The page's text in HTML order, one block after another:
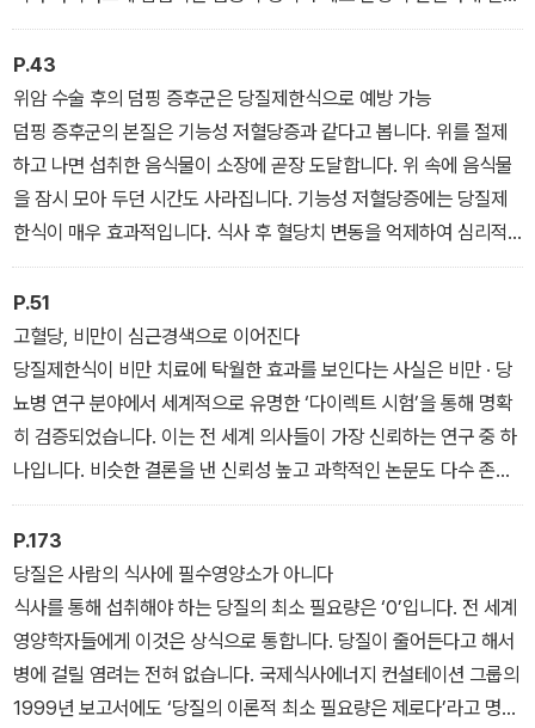
납니다. 이 손상을 회복하려면 세포가 증식해야 하는데 이때 DNA의
복제에 문제가 발생해 그 DNA가 세포 내에 축적되면 암세포가 생겨
납니다.
P.43
위암 수술 후의 덤핑 증후군은 당질제한식으로 예방 가능
덤핑 증후군의 본질은 기능성 저혈당증과 같다고 봅니다. 위를 절제
하고 나면 섭취한 음식물이 소장에 곧장 도달합니다. 위 속에 음식물
을 잠시 모아 두던 시간도 사라집니다. 기능성 저혈당증에는 당질제
한식이 매우 효과적입니다. 식사 후 혈당치 변동을 억제하여 심리적
안정에도 도움을 줍니다. 다른 정신질환을 함께 앓지 않는 한, 기능성
저혈당증은 거의 100% 개선되리라고 봅니다.
P.51
고혈당, 비만이 심근경색으로 이어진다
당질제한식이 비만 치료에 탁월한 효과를 보인다는 사실은 비만 · 당
뇨병 연구 분야에서 세계적으로 유명한 ‘다이렉트 시험’을 통해 명확
히 검증되었습니다. 이는 전 세계 의사들이 가장 신뢰하는 연구 중 하
나입니다. 비슷한 결론을 낸 신뢰성 높고 과학적인 논문도 다수 존재
합니다. 혈당치가 낮아지고 비만이 개선되며, 지방 수치가 좋아지고
혈압이 내려갑니다. 이렇듯 당질제한식은 동맥경화를 예방하는 데 좋
은 효과를 보입니다.
또한 당질제한식을 하면 온 몸의 혈액 순환이 개선되어 체내에 필요
한 인슐린의 양이 줄어들고 대사가 전반적으로 원활해집니다. 이처럼
당질제한식은 심혈관계 질환인 심근경색 예방에도 좋습니다.
P.173
당질은 사람의 식사에 필수영양소가 아니다
식사를 통해 섭취해야 하는 당질의 최소 필요량은 ‘0’입니다. 전 세계
영양학자들에게 이것은 상식으로 통합니다. 당질이 줄어든다고 해서
병에 걸릴 염려는 전혀 없습니다. 국제식사에너지 컨설테이션 그룹의
1999년 보고서에도 ‘당질의 이론적 최소 필요량은 제로다’라고 명기